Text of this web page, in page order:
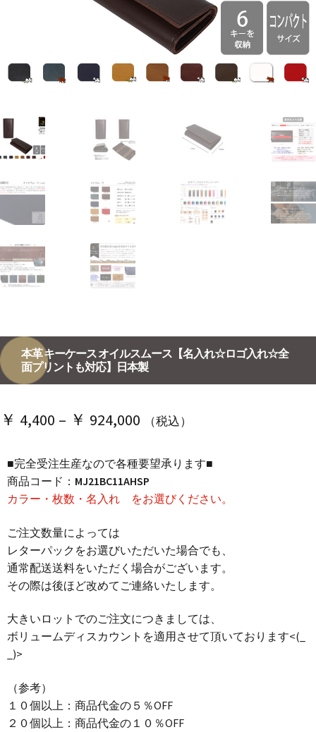
本革 キーケース オイルスムース【名入れ☆ロゴ入れ☆全
面プリントも対応】日本製
￥ 4,400 – ￥ 924,000 価
帯:
￥ 4,400
￥ 924,000
（税込）
■完全受注生産なので各種要望承ります■
商品コード： MJ21BC11AHSP
カラー・枚数・名入れ をお選びください。
ご注文数量によっては
レターパックをお選びいただいた場合でも、
通常配送送料をいただく場合がございます。
その際は後ほど改めてご連絡いたします。
大きいロットでのご注文につきましては、
ボリュームディスカウントを適用させて頂いております<(_
_)>
（参考）
１０個以上：商品代金の５％OFF
２０個以上：商品代金の１０％OFF